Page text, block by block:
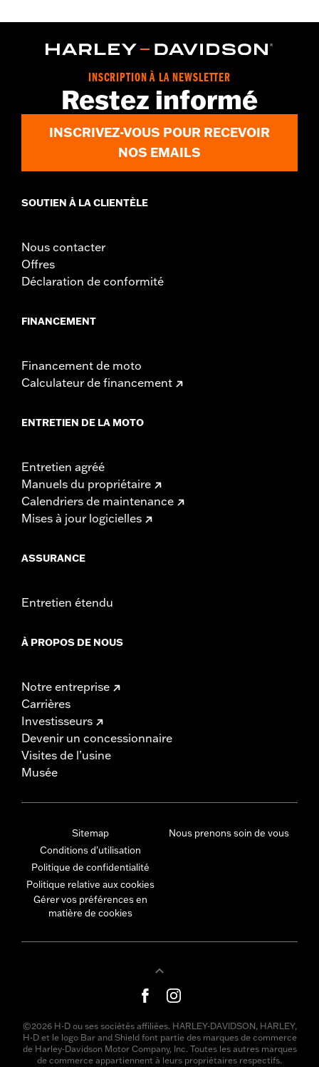
Sold In Units:Each
Mounting bracket only
1 year limited warranty – Go towww.h-
d.com/warrantyfor full details
INSCRIPTION À LA NEWSLETTER
Restez informé
INSCRIVEZ-VOUS POUR RECEVOIR
NOS EMAILS
SOUTIEN À LA CLIENTÈLE
Nous contacter
Offres
Déclaration de conformité
FINANCEMENT
Financement de moto
Calculateur de financement
ENTRETIEN DE LA MOTO
Entretien agréé
Manuels du propriétaire
Calendriers de maintenance
Mises à jour logicielles
ASSURANCE
Entretien étendu
À PROPOS DE NOUS
Notre entreprise
Carrières
Investisseurs
Devenir un concessionnaire
Visites de l’usine
Musée
Sitemap
Conditions d'utilisation
Politique de confidentialité
Politique relative aux cookies
Gérer vos préférences en
matière de cookies
Nous prenons soin de vous
©2026 H-D ou ses sociétés affiliées. HARLEY-DAVIDSON, HARLEY,
H-D et le logo Bar and Shield font partie des marques de commerce
de Harley-Davidson Motor Company, Inc. Toutes les autres marques
de commerce appartiennent à leurs propriétaires respectifs.